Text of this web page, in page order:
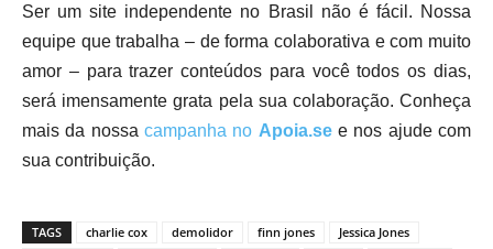
Ser um site independente no Brasil não é fácil. Nossa
equipe que trabalha – de forma colaborativa e com muito
amor – para trazer conteúdos para você todos os dias,
será imensamente grata pela sua colaboração. Conheça
mais da nossa campanha no Apoia.see nos ajude com
sua contribuição.
TAGS charlie cox demolidor finn jones
Jessica Jones